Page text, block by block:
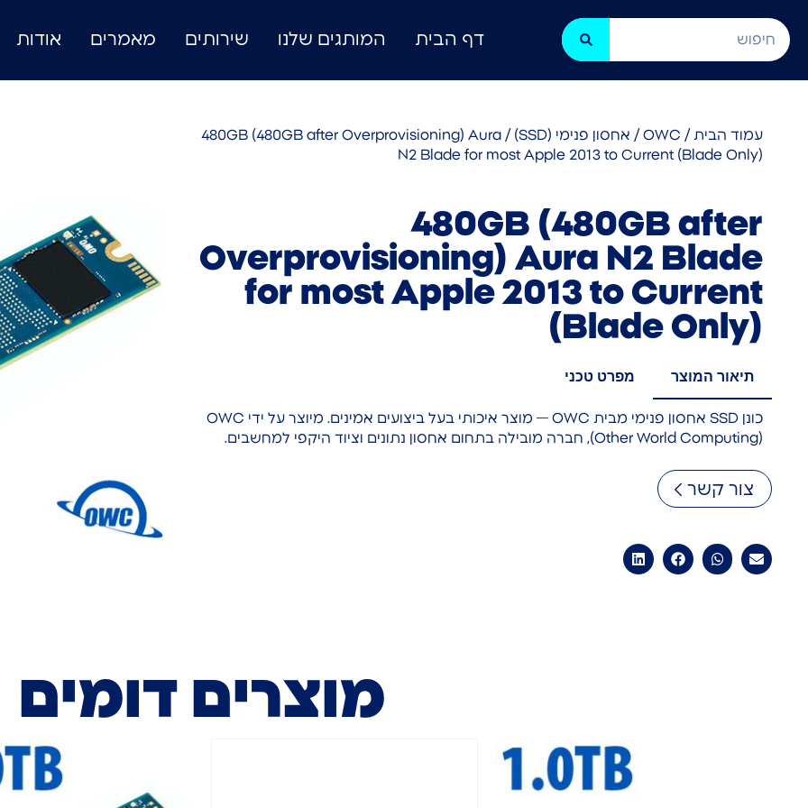
דף הבית המותגים שלנו שירותים מאמרים אודות
עמוד הבית /
OWC
/ אחסון פנימי (SSD)
/ 480GB (480GB after Overprovisioning) Aura
N2 Blade for most Apple 2013 to Current (Blade Only)
480GB (480GB after
Overprovisioning) Aura N2 Blade
for most Apple 2013 to Current
(Blade Only)
תיאור המוצר מפרט טכני
כונן SSD אחסון פנימי מבית OWC — מוצר איכותי בעל ביצועים אמינים. מיוצר על ידי OWC
(Other World Computing), חברה מובילה בתחום אחסון נתונים וציוד היקפי למחשבים.
צור קשר
מוצרים דומים